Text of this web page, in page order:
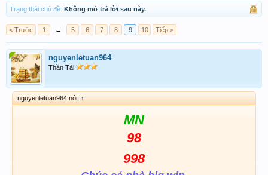
Trạng thái chủ đề: Không mở trả lời sau này.
< Trước 1 ← 5 6 7 8 9 10 Tiếp >
nguyenletuan964
Thần Tài
nguyenletuan964 nói: ↑
MN
98
998